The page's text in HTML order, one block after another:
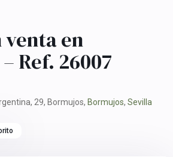
venta en
Ref. 26007
29, Bormujos, Bormujos, Sevilla